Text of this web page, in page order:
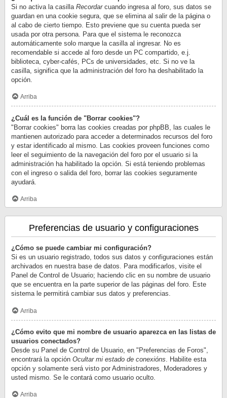
Si no activa la casilla Recordarcuando ingresa al foro, sus datos se
guardan en una cookie segura, que se elimina al salir de la página o
al cabo de cierto tiempo. Esto previene que su cuenta pueda ser
usada por otra persona. Para que el sistema le reconozca
automáticamente solo marque la casilla al ingresar. No es
recomendable si accede al foro desde un PC compartido, e.j.
biblioteca, cyber-cafés, PCs de universidades, etc. Si no ve la
casilla, significa que la administración del foro ha deshabilitado la
opción.
Arriba
¿Cuál es la función de "Borrar cookies"?
"Borrar cookies" borra las cookies creadas por phpBB, las cuales le
mantienen autorizado para acceder a determinados recursos del foro
y estar identificado al mismo. Las cookies proveen funciones como
leer el seguimiento de la navegación del foro por el usuario si la
administración ha habilitado la opción. Si está teniendo problemas
con el ingreso o salida del foro, borrar las cookies seguramente
ayudará.
Arriba
Preferencias de usuario y configuraciones
¿Cómo se puede cambiar mi configuración?
Si es un usuario registrado, todos sus datos y configuraciones están
archivados en nuestra base de datos. Para modificarlos, visite el
Panel de Control de Usuario; haciendo clic en su nombre de usuario
que se encuentra en la parte superior de las páginas del foro. Este
sistema le permitirá cambiar sus datos y preferencias.
Arriba
¿Cómo evito que mi nombre de usuario aparezca en las listas de
usuarios conectados?
Desde su Panel de Control de Usuario, en "Preferencias de Foros",
encontrará la opción Ocultar mi estado de conexións . Habilite esta
opción y solamente será visto por Administradores, Moderadores y
usted mismo. Se le contará como usuario oculto.
Arriba